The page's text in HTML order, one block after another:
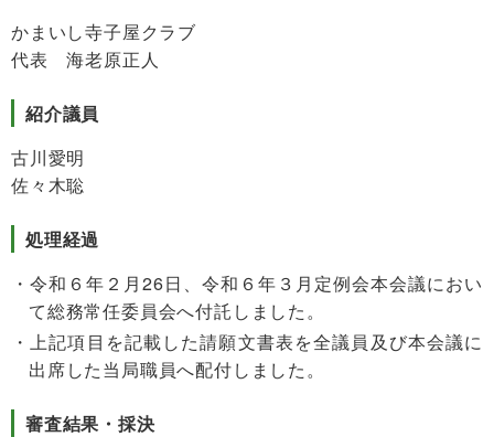
かまいし寺子屋クラブ
代表 海老原正人
紹介議員
古川愛明
佐々木聡
処理経過
令和６年２月26日、令和６年３月定例会本会議におい
て総務常任委員会へ付託しました。
上記項目を記載した請願文書表を全議員及び本会議に
出席した当局職員へ配付しました。
審査結果・採決